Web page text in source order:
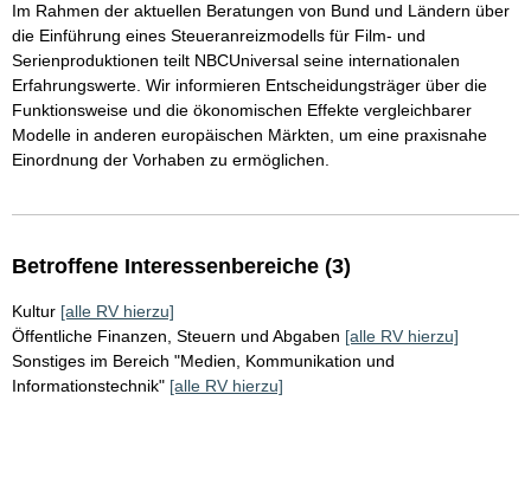
Im Rahmen der aktuellen Beratungen von Bund und Ländern über
die Einführung eines Steueranreizmodells für Film- und
Serienproduktionen teilt NBCUniversal seine internationalen
Erfahrungswerte. Wir informieren Entscheidungsträger über die
Funktionsweise und die ökonomischen Effekte vergleichbarer
Modelle in anderen europäischen Märkten, um eine praxisnahe
Einordnung der Vorhaben zu ermöglichen.
Betroffene Interessenbereiche (3)
Kultur [alle RV hierzu]
Öffentliche Finanzen, Steuern und Abgaben [alle RV hierzu]
Sonstiges im Bereich "Medien, Kommunikation und
Informationstechnik" [alle RV hierzu]